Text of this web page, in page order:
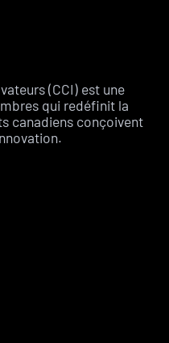
(CCI) est une
qui redéfinit la
canadiens conçoivent